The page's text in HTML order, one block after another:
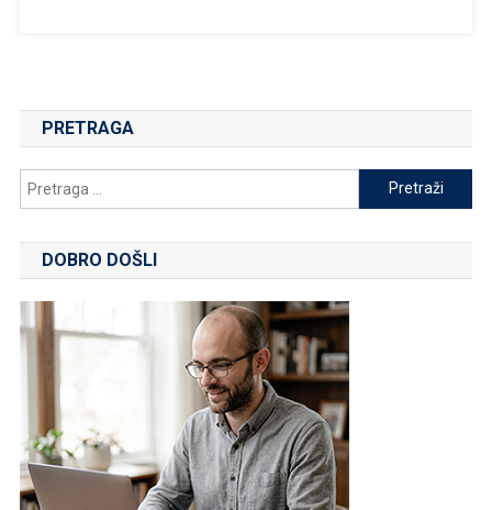
PRETRAGA
Pretraga
za:
DOBRO DOŠLI